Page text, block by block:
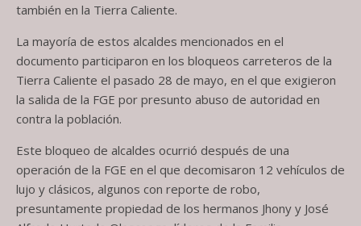
también en la Tierra Caliente.
La mayoría de estos alcaldes mencionados en el
documento participaron en los bloqueos carreteros de la
Tierra Caliente el pasado 28 de mayo, en el que exigieron
la salida de la FGE por presunto abuso de autoridad en
contra la población.
Este bloqueo de alcaldes ocurrió después de una
operación de la FGE en el que decomisaron 12 vehículos de
lujo y clásicos, algunos con reporte de robo,
presuntamente propiedad de los hermanos Jhony y José